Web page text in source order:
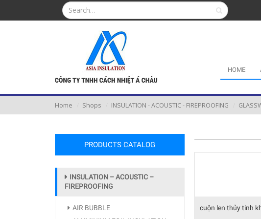
HOME
Home Shops INSULATION - ACOUSTIC - FIREPROOFING
cuộn len thủy tinh
PRODUCTS CATALOG
INSULATION – ACOUSTIC –
FIREPROOFING
AIR BUBBLE